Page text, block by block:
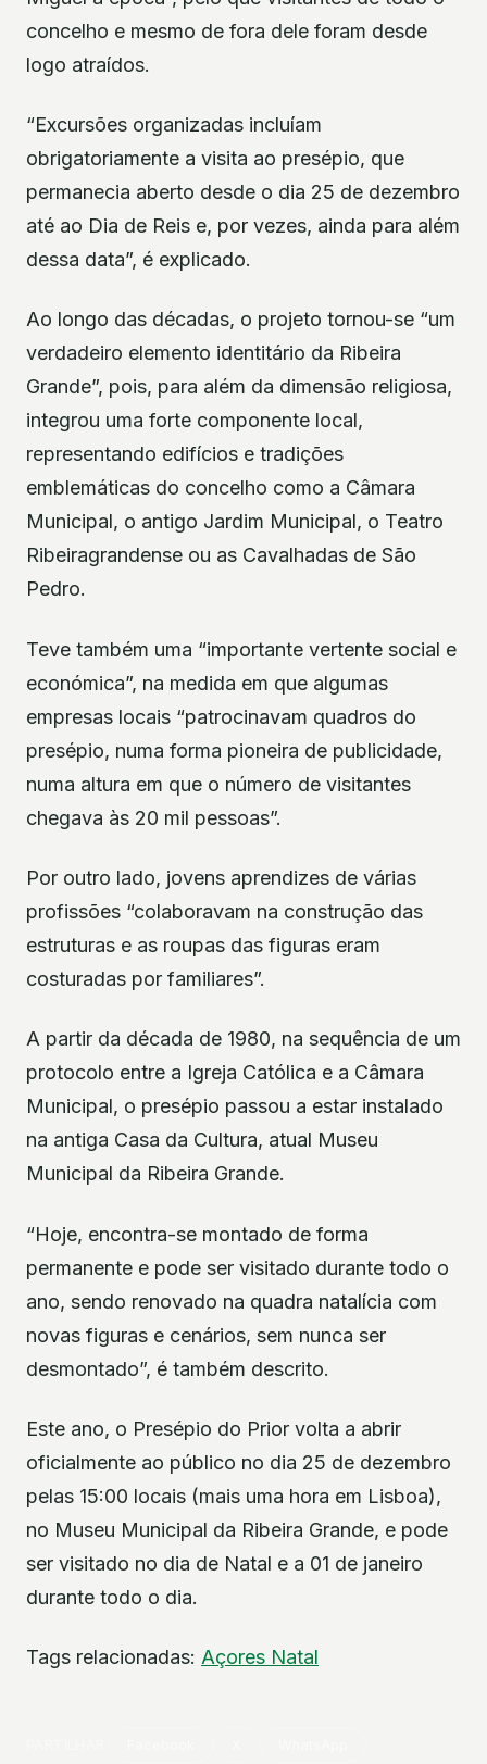
concelho e mesmo de fora dele foram desde
logo atraídos.
“Excursões organizadas incluíam
obrigatoriamente a visita ao presépio, que
permanecia aberto desde o dia 25 de dezembro
até ao Dia de Reis e, por vezes, ainda para além
dessa data”, é explicado.
Ao longo das décadas, o projeto tornou-se “um
verdadeiro elemento identitário da Ribeira
Grande”, pois, para além da dimensão religiosa,
integrou uma forte componente local,
representando edifícios e tradições
emblemáticas do concelho como a Câmara
Municipal, o antigo Jardim Municipal, o Teatro
Ribeiragrandense ou as Cavalhadas de São
Pedro.
Teve também uma “importante vertente social e
económica”, na medida em que algumas
empresas locais “patrocinavam quadros do
presépio, numa forma pioneira de publicidade,
numa altura em que o número de visitantes
chegava às 20 mil pessoas”.
Por outro lado, jovens aprendizes de várias
profissões “colaboravam na construção das
estruturas e as roupas das figuras eram
costuradas por familiares”.
A partir da década de 1980, na sequência de um
protocolo entre a Igreja Católica e a Câmara
Municipal, o presépio passou a estar instalado
na antiga Casa da Cultura, atual Museu
Municipal da Ribeira Grande.
“Hoje, encontra-se montado de forma
permanente e pode ser visitado durante todo o
ano, sendo renovado na quadra natalícia com
novas figuras e cenários, sem nunca ser
desmontado”, é também descrito.
Este ano, o Presépio do Prior volta a abrir
oficialmente ao público no dia 25 de dezembro
pelas 15:00 locais (mais uma hora em Lisboa),
no Museu Municipal da Ribeira Grande, e pode
ser visitado no dia de Natal e a 01 de janeiro
durante todo o dia.
Tags relacionadas: Açores Natal